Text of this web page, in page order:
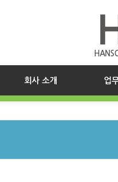
회사 소개 업